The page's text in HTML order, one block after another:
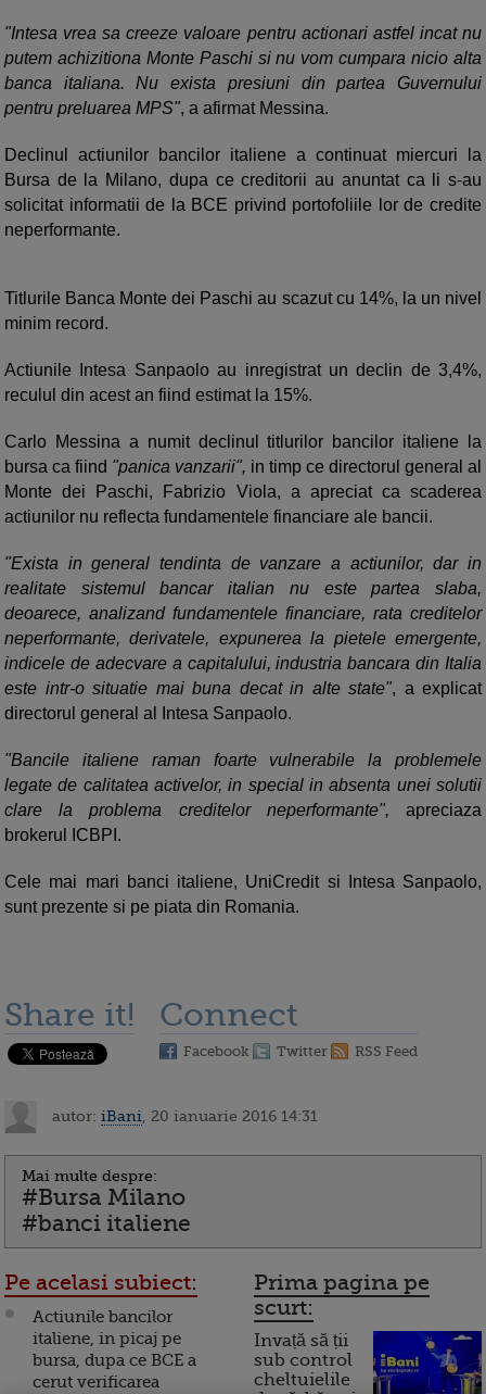
"Intesa vrea sa creeze valoare pentru actionari astfel incat nu
putem achizitiona Monte Paschi si nu vom cumpara nicio alta
banca italiana. Nu exista presiuni din partea Guvernului
pentru preluarea MPS", a afirmat Messina.
Declinul actiunilor bancilor italiene a continuat miercuri la
Bursa de la Milano, dupa ce creditorii au anuntat ca li s-au
solicitat informatii de la BCE privind portofoliile lor de credite
neperformante.
Titlurile Banca Monte dei Paschi au scazut cu 14%, la un nivel
minim record.
Actiunile Intesa Sanpaolo au inregistrat un declin de 3,4%,
reculul din acest an fiind estimat la 15%.
Carlo Messina a numit declinul titlurilor bancilor italiene la
bursa ca fiind "panica vanzarii", in timp ce directorul general al
Monte dei Paschi, Fabrizio Viola, a apreciat ca scaderea
actiunilor nu reflecta fundamentele financiare ale bancii.
"Exista in general tendinta de vanzare a actiunilor, dar in
realitate sistemul bancar italian nu este partea slaba,
deoarece, analizand fundamentele financiare, rata creditelor
neperformante, derivatele, expunerea la pietele emergente,
indicele de adecvare a capitalului, industria bancara din Italia
este intr-o situatie mai buna decat in alte state", a explicat
directorul general al Intesa Sanpaolo.
"Bancile italiene raman foarte vulnerabile la problemele
legate de calitatea activelor, in special in absenta unei solutii
clare la problema creditelor neperformante", apreciaza
brokerul ICBPI.
Cele mai mari banci italiene, UniCredit si Intesa Sanpaolo,
sunt prezente si pe piata din Romania.
Share it! Connect
Facebook Twitter RSS Feed
autor: iBani , 20 ianuarie 2016 14:31
Mai multe despre:
#Bursa Milano
#banci italiene
Pe acelasi subiect:
Actiunile bancilor
italiene, in picaj pe
bursa, dupa ce BCE a
cerut verificarea
Prima pagina pe
scurt:
Invață să ții
sub control
cheltuielile